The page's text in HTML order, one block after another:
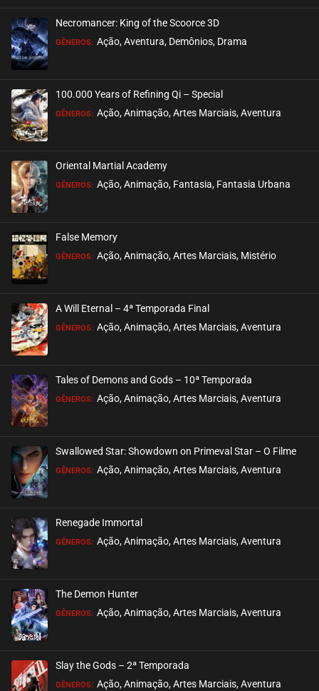
Necromancer: King of the Scoorce 3D
GÊNEROS: Ação, Aventura, Demônios, Drama
100.000 Years of Refining Qi – Special
GÊNEROS: Ação, Animação, Artes Marciais, Aventura
Oriental Martial Academy
GÊNEROS: Ação, Animação, Fantasia, Fantasia Urbana
False Memory
GÊNEROS: Ação, Animação, Artes Marciais, Mistério
A Will Eternal – 4ª Temporada Final
GÊNEROS: Ação, Animação, Artes Marciais, Aventura
Tales of Demons and Gods – 10ª Temporada
GÊNEROS: Ação, Animação, Artes Marciais, Aventura
Swallowed Star: Showdown on Primeval Star – O Filme
GÊNEROS: Ação, Animação, Artes Marciais, Aventura
Renegade Immortal
GÊNEROS: Ação, Animação, Artes Marciais, Aventura
The Demon Hunter
GÊNEROS: Ação, Animação, Artes Marciais, Aventura
Slay the Gods – 2ª Temporada
GÊNEROS: Ação, Animação, Artes Marciais, Aventura